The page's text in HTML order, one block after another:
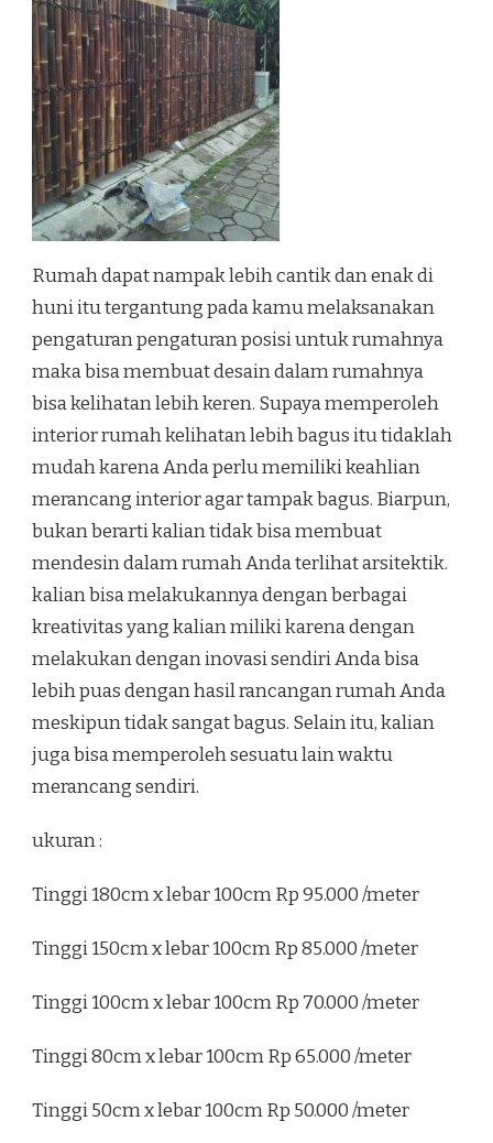
Rumah dapat nampak lebih cantik dan enak di
huni itu tergantung pada kamu melaksanakan
pengaturan pengaturan posisi untuk rumahnya
maka bisa membuat desain dalam rumahnya
bisa kelihatan lebih keren. Supaya memperoleh
interior rumah kelihatan lebih bagus itu tidaklah
mudah karena Anda perlu memiliki keahlian
merancang interior agar tampak bagus. Biarpun,
bukan berarti kalian tidak bisa membuat
mendesin dalam rumah Anda terlihat arsitektik.
kalian bisa melakukannya dengan berbagai
kreativitas yang kalian miliki karena dengan
melakukan dengan inovasi sendiri Anda bisa
lebih puas dengan hasil rancangan rumah Anda
meskipun tidak sangat bagus. Selain itu, kalian
juga bisa memperoleh sesuatu lain waktu
merancang sendiri.
ukuran :
Tinggi 180cm x lebar 100cm Rp 95.000 /meter
Tinggi 150cm x lebar 100cm Rp 85.000 /meter
Tinggi 100cm x lebar 100cm Rp 70.000 /meter
Tinggi 80cm x lebar 100cm Rp 65.000 /meter
Tinggi 50cm x lebar 100cm Rp 50.000 /meter